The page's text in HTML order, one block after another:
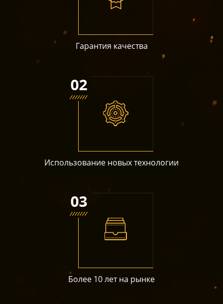
Гарантия качества
Использование новых технологии
Более 10 лет на рынке